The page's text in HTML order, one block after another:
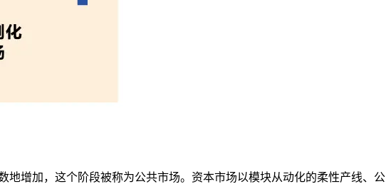
增加，这个阶段被称为公共市场。资本市场以模块从动化的柔性产线、公